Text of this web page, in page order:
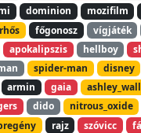
dominion mozifilm
főgonosz vígjáték
apokalipszis hellboy
spider-man
disney
armin gaia
dido nitrous_oxide
rajz szóvicc